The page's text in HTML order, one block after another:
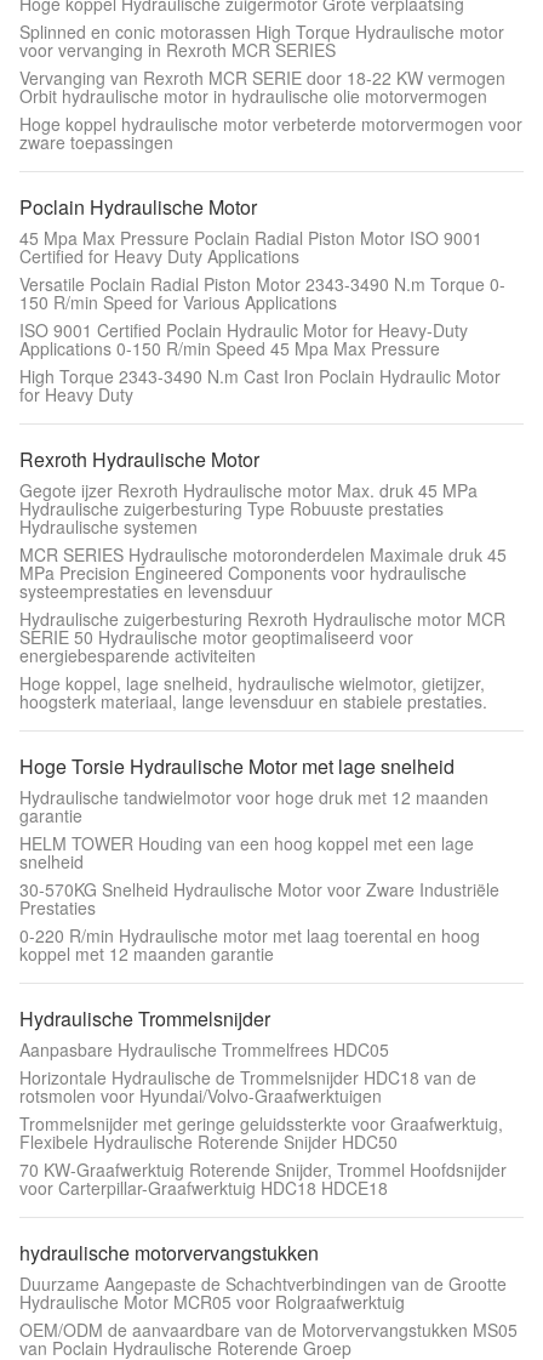
Splinned en conic motorassen High Torque Hydraulische motor
voor vervanging in Rexroth MCR SERIES
Vervanging van Rexroth MCR SERIE door 18-22 KW vermogen
Orbit hydraulische motor in hydraulische olie motorvermogen
Hoge koppel hydraulische motor verbeterde motorvermogen voor
zware toepassingen
Poclain Hydraulische Motor
45 Mpa Max Pressure Poclain Radial Piston Motor ISO 9001
Certified for Heavy Duty Applications
Versatile Poclain Radial Piston Motor 2343-3490 N.m Torque 0-
150 R/min Speed for Various Applications
ISO 9001 Certified Poclain Hydraulic Motor for Heavy-Duty
Applications 0-150 R/min Speed 45 Mpa Max Pressure
High Torque 2343-3490 N.m Cast Iron Poclain Hydraulic Motor
for Heavy Duty
Rexroth Hydraulische Motor
Gegote ijzer Rexroth Hydraulische motor Max. druk 45 MPa
Hydraulische zuigerbesturing Type Robuuste prestaties
Hydraulische systemen
MCR SERIES Hydraulische motoronderdelen Maximale druk 45
MPa Precision Engineered Components voor hydraulische
systeemprestaties en levensduur
Hydraulische zuigerbesturing Rexroth Hydraulische motor MCR
SERIE 50 Hydraulische motor geoptimaliseerd voor
energiebesparende activiteiten
Hoge koppel, lage snelheid, hydraulische wielmotor, gietijzer,
hoogsterk materiaal, lange levensduur en stabiele prestaties.
Hoge Torsie Hydraulische Motor met lage snelheid
Hydraulische tandwielmotor voor hoge druk met 12 maanden
garantie
HELM TOWER Houding van een hoog koppel met een lage
snelheid
30-570KG Snelheid Hydraulische Motor voor Zware Industriële
Prestaties
0-220 R/min Hydraulische motor met laag toerental en hoog
koppel met 12 maanden garantie
Hydraulische Trommelsnijder
Aanpasbare Hydraulische Trommelfrees HDC05
Horizontale Hydraulische de Trommelsnijder HDC18 van de
rotsmolen voor Hyundai/Volvo-Graafwerktuigen
Trommelsnijder met geringe geluidssterkte voor Graafwerktuig,
Flexibele Hydraulische Roterende Snijder HDC50
70 KW-Graafwerktuig Roterende Snijder, Trommel Hoofdsnijder
voor Carterpillar-Graafwerktuig HDC18 HDCE18
hydraulische motorvervangstukken
Duurzame Aangepaste de Schachtverbindingen van de Grootte
Hydraulische Motor MCR05 voor Rolgraafwerktuig
OEM/ODM de aanvaardbare van de Motorvervangstukken MS05
van Poclain Hydraulische Roterende Groep